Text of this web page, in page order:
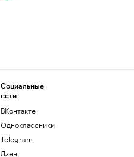
Социальные
сети
ВКонтакте
Одноклассники
Telegram
Дзен